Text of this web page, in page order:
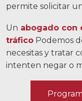
permite solicitar
Un abogado con
tráfico Podemos
necesitas y tratar
intenten negar o